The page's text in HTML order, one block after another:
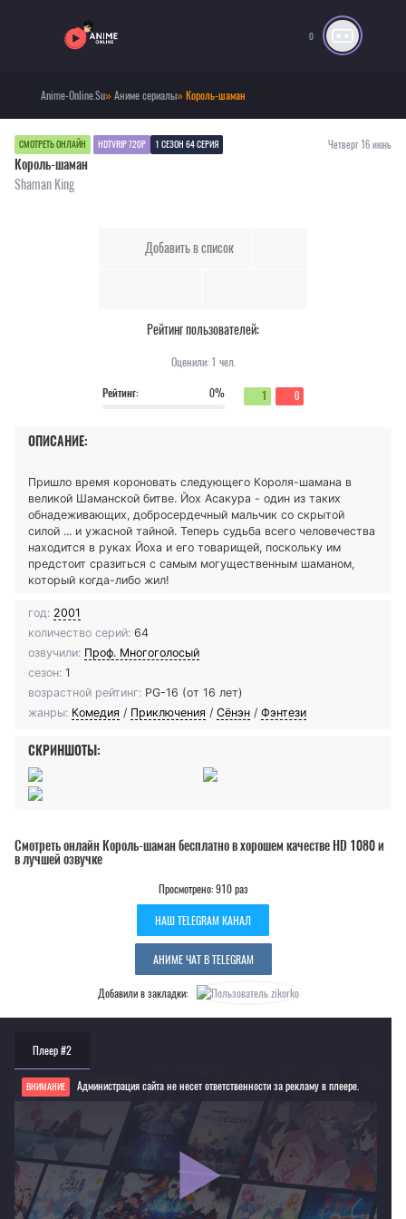
0
Anime-Online.Su»Аниме сериалы» Король-шаман
СМОТРЕТЬ ОНЛАЙН HDTVRIP 720P 1 СЕЗОН 64 СЕРИЯ Четверг 16 июнь
Король-шаман
Shaman King
Добавить в список
Рейтинг пользователей:
Оценили: 1 чел.
Рейтинг:
0% 1 0
ОПИСАНИЕ:
Пришло время короновать следующего Короля-шамана в
великой Шаманской битве. Йох Асакура - один из таких
обнадеживающих, добросердечный мальчик со скрытой
силой ... и ужасной тайной. Теперь судьба всего человечества
находится в руках Йоха и его товарищей, поскольку им
предстоит сразиться с самым могущественным шаманом,
который когда-либо жил!
год: 2001
количество серий: 64
озвучили: Проф. Многоголосый
сезон: 1
возрастной рейтинг: PG-16 (от 16 лет)
жанры: Комедия / Приключения / Сёнэн / Фэнтези
СКРИНШОТЫ:
Смотреть онлайн Король-шаман бесплатно в хорошем качестве HD 1080 и
в лучшей озвучке
Просмотрено: 910 раз
НАШ TELEGRAM КАНАЛ
АНИМЕ ЧАТ В TELEGRAM
Добавили в закладки:
Плеер #2
ВНИМАНИЕ Администрация сайта не несет ответственности за рекламу в плеере.
Если видео не работает, обновите страницу или выберите другой плеер!
Для просмотра некоторых аниме необходимо установить VPN
Текущее воспроизведение：Король-шаман